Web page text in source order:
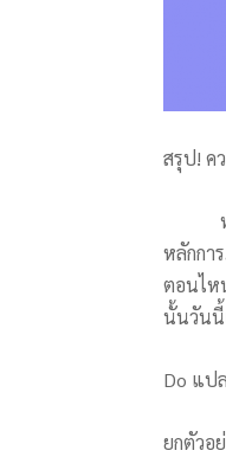
สรุป! ค
หลาย
หลักกา
ตอนไห
นั้นวันนี้
Do แป
ยกตัวอ